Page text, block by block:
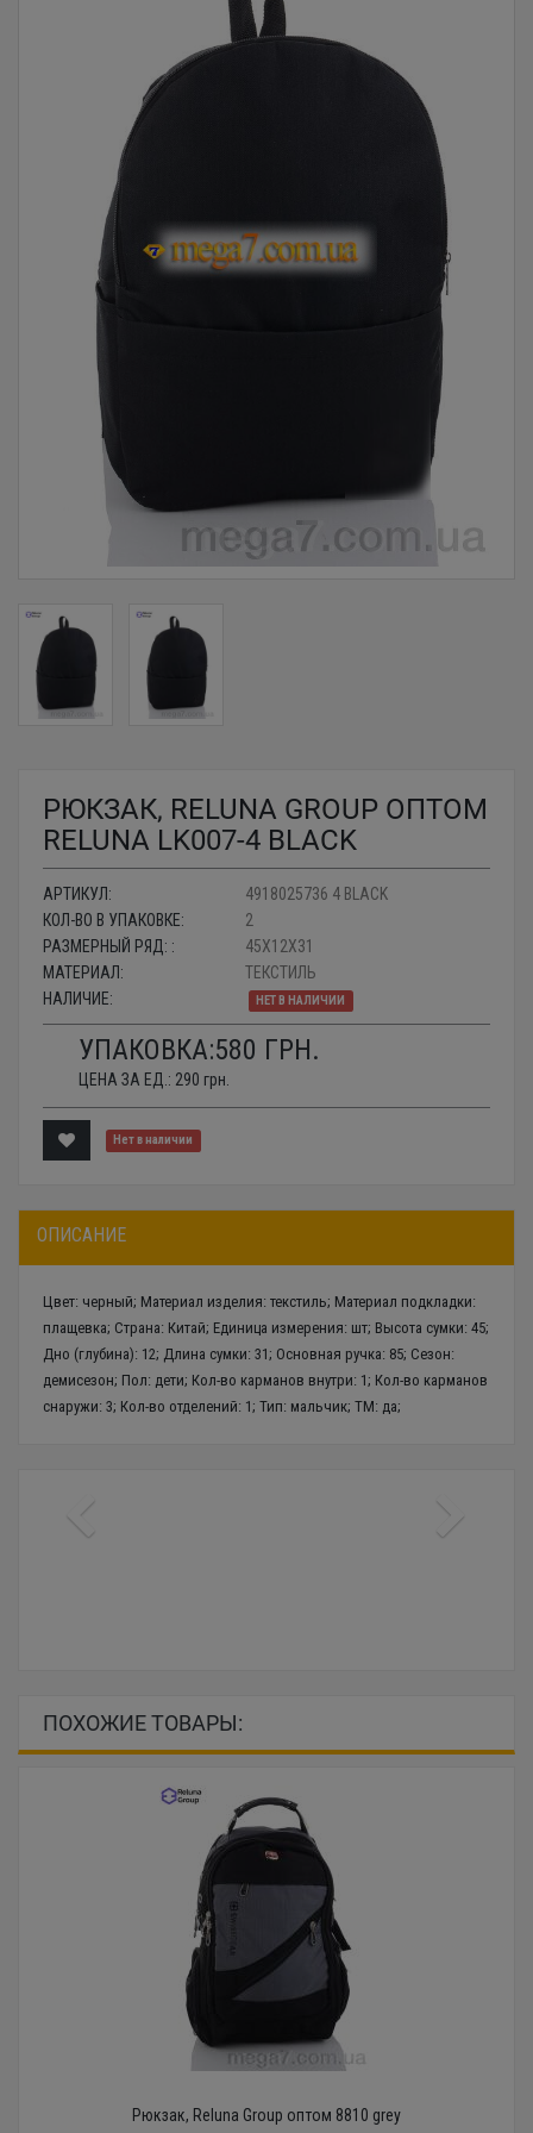
РЮКЗАК, RELUNA GROUP ОПТОМ
RELUNA LK007-4 BLACK
АРТИКУЛ:
4918025736 4 BLACK
КОЛ-ВО В УПАКОВКЕ:
2
РАЗМЕРНЫЙ РЯД: :
45X12X31
МАТЕРИАЛ:
ТЕКСТИЛЬ
НАЛИЧИЕ:
НЕТ В НАЛИЧИИ
УПАКОВКА:580 ГРН.
ЦЕНА ЗА ЕД.: 290 грн.
Нет в наличии
ОПИСАНИЕ
Цвет: черный; Материал изделия: текстиль; Материал подкладки:
плащевка; Страна: Китай; Единица измерения: шт; Высота сумки: 45;
Дно (глубина): 12; Длина сумки: 31; Основная ручка: 85; Сезон:
демисезон; Пол: дети; Кол-во карманов внутри: 1; Кол-во карманов
снаружи: 3; Кол-во отделений: 1; Тип: мальчик; ТМ: да;
ПОХОЖИЕ ТОВАРЫ:
Рюкзак, Reluna Group оптом 8810 grey